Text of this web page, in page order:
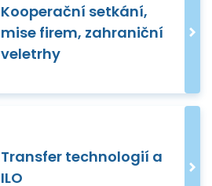
Kooperační setkání,
mise firem, zahraniční
veletrhy
Transfer technologií a
ILO